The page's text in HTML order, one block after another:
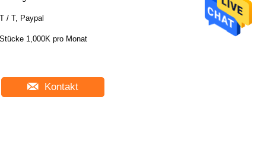
T / T, Paypal
Stücke 1,000K pro Monat
Kontakt